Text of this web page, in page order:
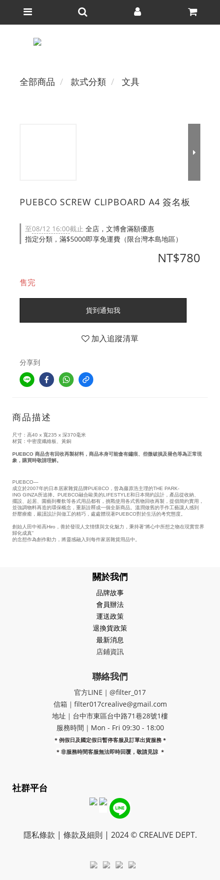
全部商品 款式分類 文具
PUEBCO SCREW CLIPBOARD A4 簽名板
至08/12 16:00截止 全店，文博會滿額優惠
指定分類，滿$5000即享免運費（限台灣本島地區）
NT$780
售完
貨到通知我
加入追蹤清單
分享到
商品描述
尺寸：高40 x 寬235 x 深370毫米
材質：中密度纖維板、黃銅
PUEBCO 商品含有回收再製材料，商品本身可能會有鏽痕、些微破損及褪色等為正常現
象，購買時敬請理解。
PUEBCO—
成立於2007年的日本居家雜貨品牌PUEBCO，曾為藤原浩主理的THE PARK-
ING GINZA所追捧。PUEBCO融合歐美的LIFESTYLE和日本簡約設計，產品從收納、
擺設、起居、園藝到餐飲等各式用品都有，挑戰使用各式舊物回收再製，提倡簡約實用，
並強調物料再造的環保概念，重新詮釋成一個全新商品。溫潤做舊的手作工藝讓人感到
舒壓療癒，嚴謹設計與做工的精巧，處處體現著PUEBCO對於生活的考究態度。
創始人田中裕高Hiro，善於發現人文情懷與文化魅力，秉持著“將心中所想之物在現實世界
歸化成真”
的念想作為創作動力，將靈感融入到每件家居雜貨用品中。
關於我們
品牌故事
會員辦法
運送政策
退換貨政策
最新消息
店鋪資訊
聯絡我們
官方LINE｜@filter_017
信箱｜filter017crealive@gmail.com
地址｜​台中市東區台中路71巷28號1樓
服務時間｜Mon - Fri 09:30 - 18:00
* 例假日及國定假日暫停客服及訂單出貨服務 *
* 非服務時間客服無法即時回覆，敬請見諒 *
社群平台
隱私條款 | 條款及細則 | 2024 © CREALIVE DEPT.